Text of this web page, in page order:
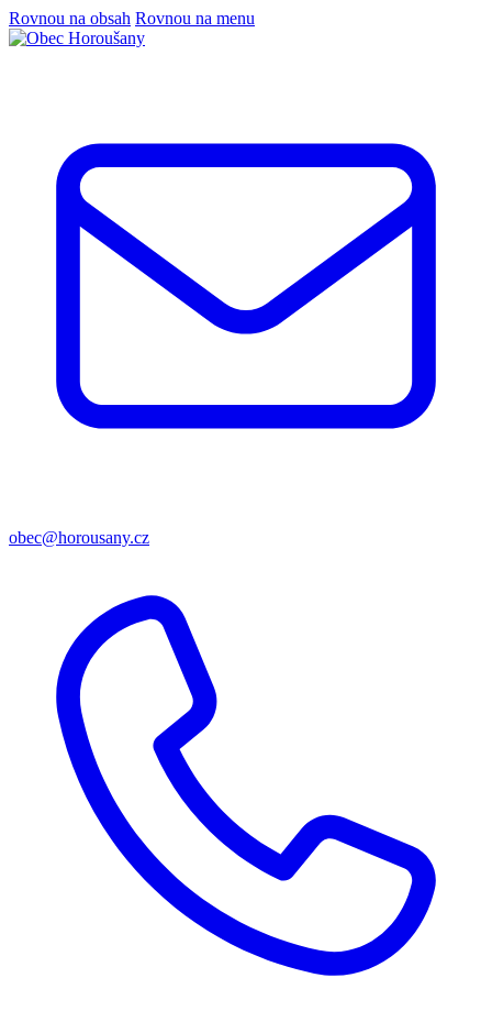
Rovnou na obsah Rovnou na menu
obec@horousany.cz